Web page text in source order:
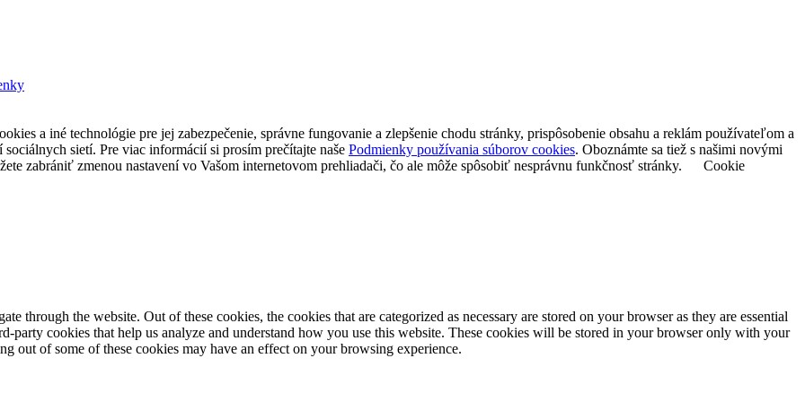
a iné technológie pre jej zabezpečenie, správne fungovanie a zlepšenie chodu stránky, prispôsobenie obsahu a reklám používateľom a
sietí. Pre viac informácií si prosím prečítajte naše Podmienky používania súborov cookies. Oboznámte sa tiež s našimi novými
zabrániť zmenou nastavení vo Vašom internetovom prehliadači, čo ale môže spôsobiť nesprávnu funkčnosť stránky.
Cookie
through the website. Out of these cookies, the cookies that are categorized as necessary are stored on your browser as they are essential
party cookies that help us analyze and understand how you use this website. These cookies will be stored in your browser only with your
out of some of these cookies may have an effect on your browsing experience.